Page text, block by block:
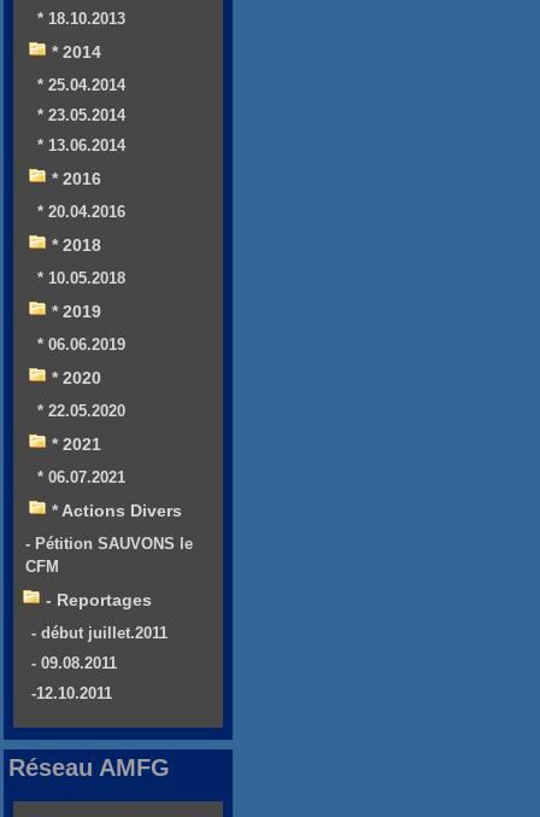
* 18.10.2013
* 2014
* 25.04.2014
* 23.05.2014
* 13.06.2014
* 2016
* 20.04.2016
* 2018
* 10.05.2018
* 2019
* 06.06.2019
* 2020
* 22.05.2020
* 2021
* 06.07.2021
* Actions Divers
- Pétition SAUVONS le
CFM
- Reportages
- début juillet.2011
- 09.08.2011
-12.10.2011
Réseau AMFG